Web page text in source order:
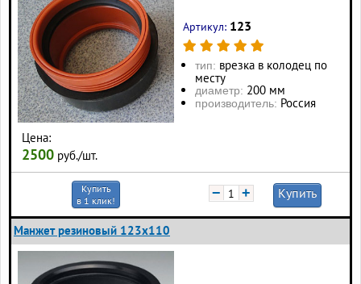
Цена:
2500 руб./шт.
Артикул: 123
тип: врезка в колодец по
месту
диаметр: 200 мм
производитель: Россия
Купить
в 1 клик!
− + Купить
Манжет резиновый 123х110